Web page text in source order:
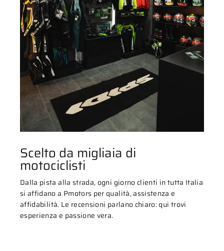
Scelto da migliaia di
motociclisti
Dalla pista alla strada, ogni giorno clienti in tutta Italia
si affidano a Pmotors per qualità, assistenza e
affidabilità. Le recensioni parlano chiaro: qui trovi
esperienza e passione vera.